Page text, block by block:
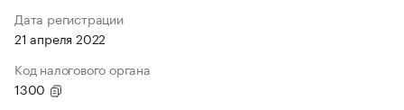
Дата регистрации
21 апреля 2022
Код налогового органа
1300